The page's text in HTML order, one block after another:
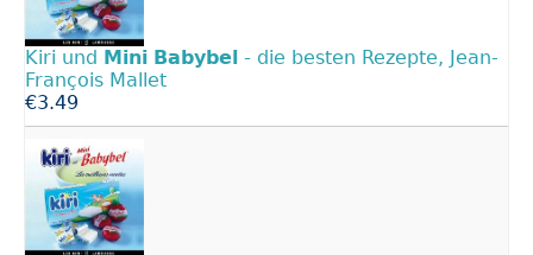
Kiri und Mini Babybel - die besten Rezepte, Jean-
François Mallet
€3.49